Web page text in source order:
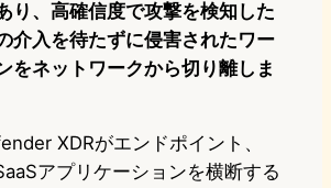
り、高確信度で攻撃を検知した
介入を待たずに侵害されたワー
をネットワークから切り離しま
XDRがエンドポイント、
アプリケーションを横断する